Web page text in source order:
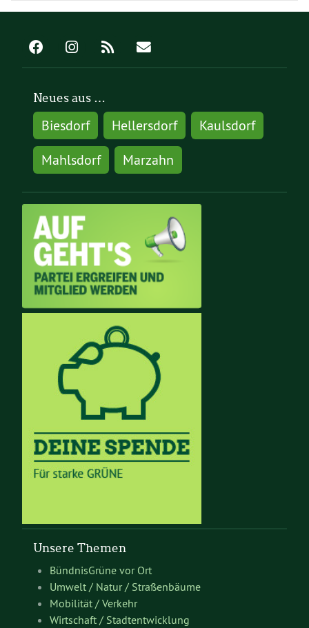
Neues aus …
Biesdorf Hellersdorf
Kaulsdorf
Mahlsdorf
Marzahn
Unsere Themen
BündnisGrüne vor Ort
Umwelt / Natur / Straßenbäume
Mobilität / Verkehr
Wirtschaft / Stadtentwicklung